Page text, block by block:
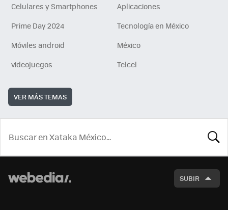
Celulares y Smartphones
Aplicaciones
Prime Day 2024
Tecnología en México
Móviles android
México
videojuegos
Telcel
VER MÁS TEMAS
SUBIR